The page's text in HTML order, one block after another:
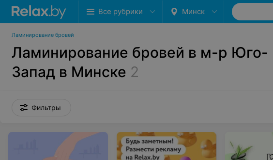
Все рубрики Минск
Ламинирование бровей
Ламинирование бровей в м-р Юго-
Запад в Минске 2
Фильтры